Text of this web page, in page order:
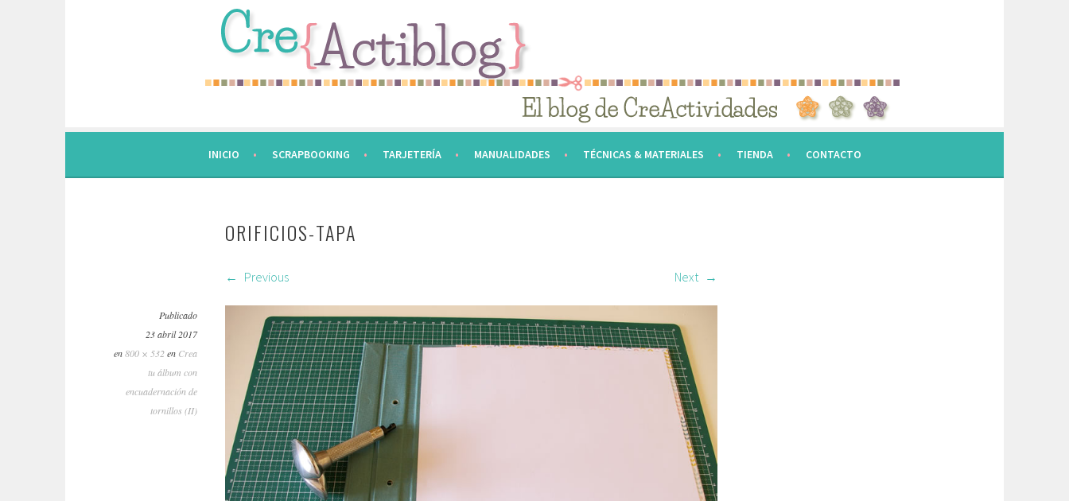
INICIO SCRAPBOOKING TARJETERÍA MANUALIDADES TÉCNICAS & MATERIALES TIENDA CONTACTO
ORIFICIOS-TAPA
Previous Next
Publicado
23 abril 2017
en800 × 532en Crea
tu álbum con
encuadernación de
tornillos (II)